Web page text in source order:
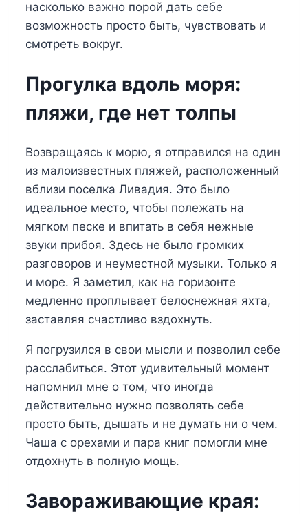
насколько важно порой дать себе
возможность просто быть, чувствовать и
смотреть вокруг.
Прогулка вдоль моря:
пляжи, где нет толпы
Возвращаясь к морю, я отправился на один
из малоизвестных пляжей, расположенный
вблизи поселка Ливадия. Это было
идеальное место, чтобы полежать на
мягком песке и впитать в себя нежные
звуки прибоя. Здесь не было громких
разговоров и неуместной музыки. Только я
и море. Я заметил, как на горизонте
медленно проплывает белоснежная яхта,
заставляя счастливо вздохнуть.
Я погрузился в свои мысли и позволил себе
расслабиться. Этот удивительный момент
напомнил мне о том, что иногда
действительно нужно позволять себе
просто быть, дышать и не думать ни о чем.
Чаша с орехами и пара книг помогли мне
отдохнуть в полную мощь.
Завораживающие края: